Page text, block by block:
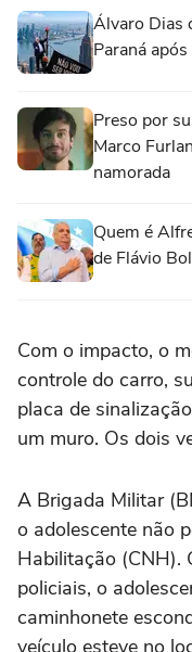
Álvaro Dias
Paraná
Preso por
Marco
namorada
Quem é
de Flávio
Com o impacto, o
controle do carro,
placa de
um muro. Os dois
A Brigada Militar
o adolescente não
Habilitação (CNH).
policiais, o
caminhonete
veículo esteve no